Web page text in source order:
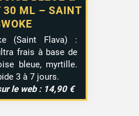
30 ML – SAINT
(Saint Flava) :
frais à base de
bleue, myrtille.
3 à 7 jours.
le web : 14,90 €